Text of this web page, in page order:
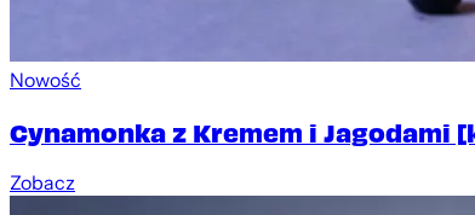
Nowość
Cynamonka z Kremem i Jagodami
Zobacz